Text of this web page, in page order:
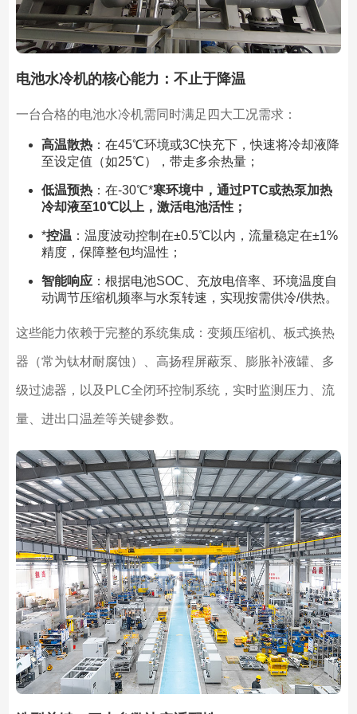
电池水冷机的核心能力：不止于降温
一台合格的电池水冷机需同时满足四大工况需求：
高温散热：在45℃环境或3C快充下，快速将冷却液降
至设定值（如25℃），带走多余热量；
低温预热：在-30℃*寒环境中，通过PTC或热泵加热
冷却液至10℃以上，激活电池活性；
*控温 ：温度波动控制在±0.5℃以内，流量稳定在±1%
精度，保障整包均温性；
智能响应：根据电池SOC、充放电倍率、环境温度自
动调节压缩机频率与水泵转速，实现按需供冷/供热。
这些能力依赖于完整的系统集成：变频压缩机、板式换热
器（常为钛材耐腐蚀）、高扬程屏蔽泵、膨胀补液罐、多
级过滤器，以及PLC全闭环控制系统，实时监测压力、流
量、进出口温差等关键参数。